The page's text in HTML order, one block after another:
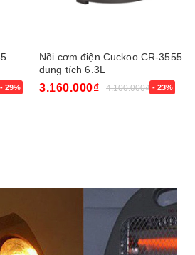
- 29%
Nồi cơm điện Cuckoo CR-3555
dung tích 6.3L
3.160.000₫ 4.100.000₫ - 23%